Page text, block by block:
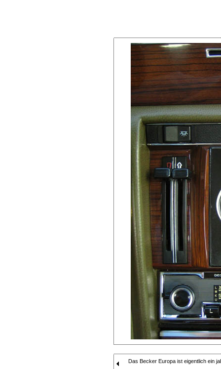
Das Becker Europa ist eigentlich ein